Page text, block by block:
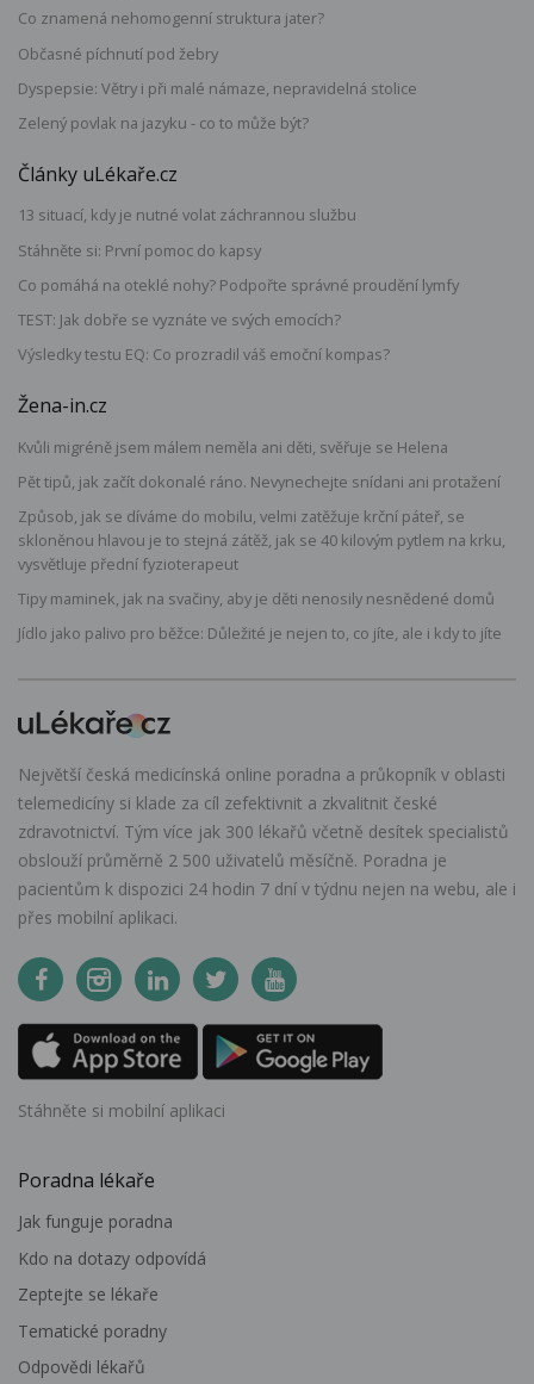
Co znamená nehomogenní struktura jater?
Občasné píchnutí pod žebry
Dyspepsie: Větry i při malé námaze, nepravidelná stolice
Zelený povlak na jazyku - co to může být?
Články uLékaře.cz
13 situací, kdy je nutné volat záchrannou službu
Stáhněte si: První pomoc do kapsy
Co pomáhá na oteklé nohy? Podpořte správné proudění lymfy
TEST: Jak dobře se vyznáte ve svých emocích?
Výsledky testu EQ: Co prozradil váš emoční kompas?
Žena-in.cz
Kvůli migréně jsem málem neměla ani děti, svěřuje se Helena
Pět tipů, jak začít dokonalé ráno. Nevynechejte snídani ani protažení
Způsob, jak se díváme do mobilu, velmi zatěžuje krční páteř, se
skloněnou hlavou je to stejná zátěž, jak se 40 kilovým pytlem na krku,
vysvětluje přední fyzioterapeut
Tipy maminek, jak na svačiny, aby je děti nenosily nesnědené domů
Jídlo jako palivo pro běžce: Důležité je nejen to, co jíte, ale i kdy to jíte
Největší česká medicínská online poradna a průkopník v oblasti
telemedicíny si klade za cíl zefektivnit a zkvalitnit české
zdravotnictví. Tým více jak 300 lékařů včetně desítek specialistů
obslouží průměrně 2 500 uživatelů měsíčně. Poradna je
pacientům k dispozici 24 hodin 7 dní v týdnu nejen na webu, ale i
přes mobilní aplikaci.
Stáhněte si mobilní aplikaci
Poradna lékaře
Jak funguje poradna
Kdo na dotazy odpovídá
Zeptejte se lékaře
Tematické poradny
Odpovědi lékařů